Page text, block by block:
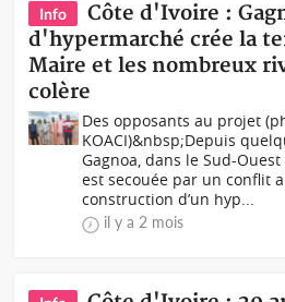
Info
Côte d'Ivoire :
d'hypermarché crée la
Maire et les nombreux
colère
Des opposants au projet
KOACI)&nbsp;Depuis
Gagnoa, dans le Sud-Ouest
est secouée par un conflit
construction d’un hyp...
il y a 2 mois